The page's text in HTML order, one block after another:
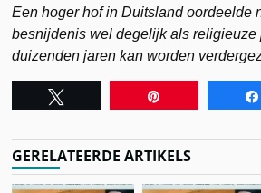
Een hoger hof in Duitsland oordeelde
besnijdenis wel degelijk als religieuze
duizenden jaren kan worden
GERELATEERDE ARTIKELS